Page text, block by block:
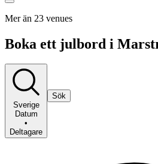
Mer än 23 venues
Boka ett julbord i
Sverige
Datum
•
Deltagare
Sök